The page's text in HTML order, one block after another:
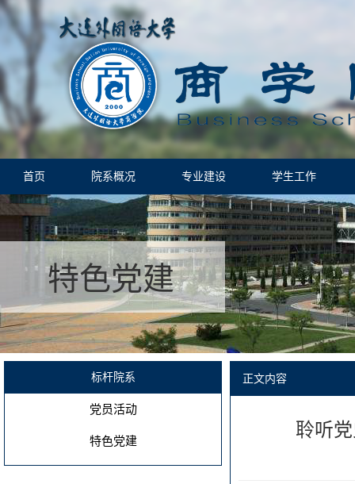
首页 院系概况 专业建设 学生工作
特色党建
标杆院系
党员活动
特色党建
正文内容
聆听